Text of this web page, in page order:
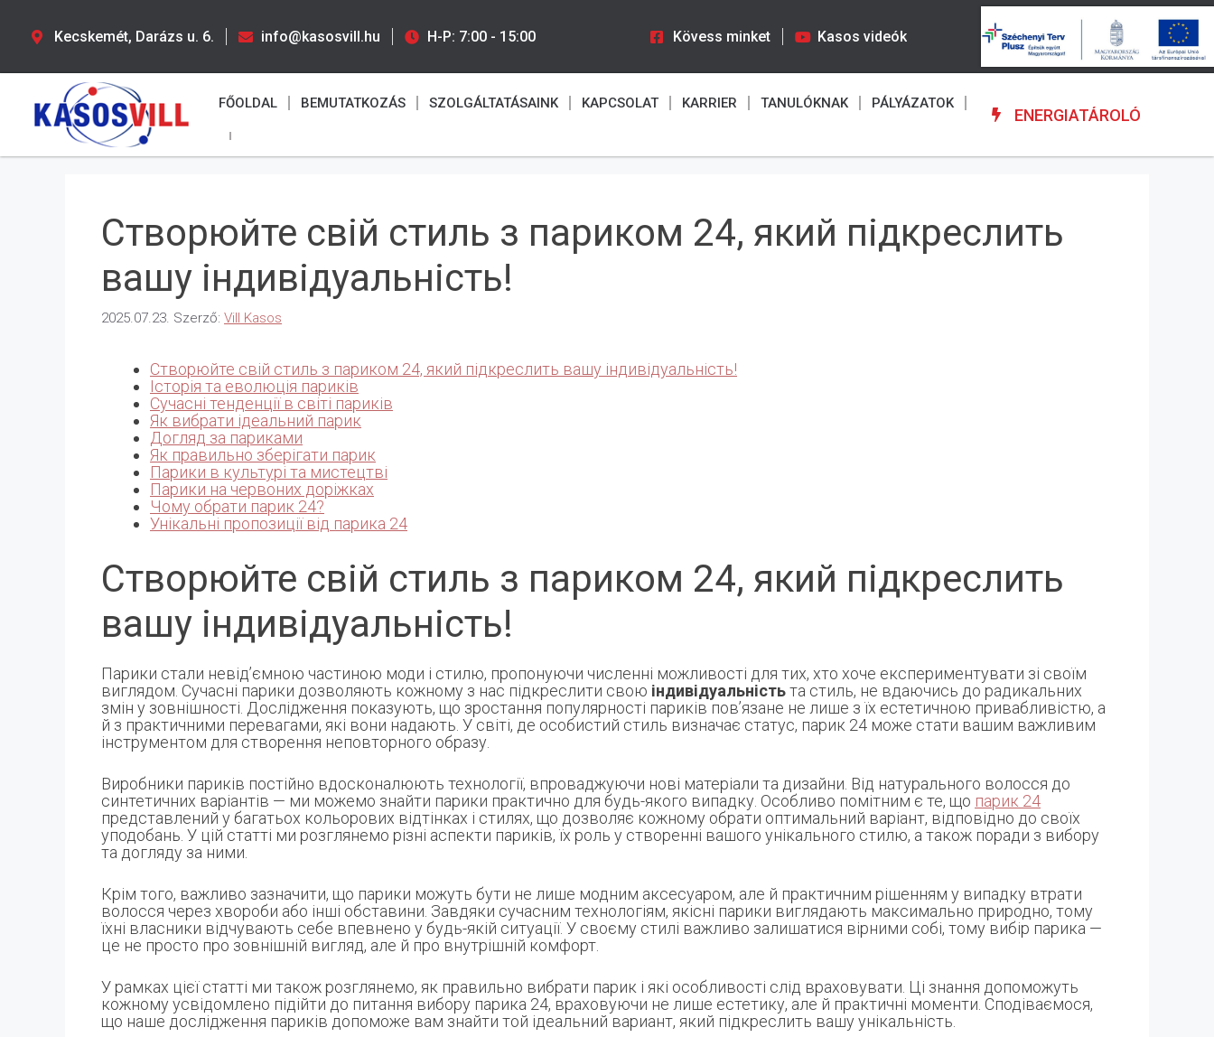
Kecskemét, Darázs u. 6. info@kasosvill.hu H-P: 7:00 - 15:00 Kövess minket Kasos videók
FŐOLDAL BEMUTATKOZÁS SZOLGÁLTATÁSAINK KAPCSOLAT KARRIER TANULÓKNAK PÁLYÁZATOK
ENERGIATÁROLÓ
Створюйте свій стиль з париком 24, який підкреслить
вашу індивідуальність!
2025.07.23. Szerző: Vill Kasos
Створюйте свій стиль з париком 24, який підкреслить вашу індивідуальність!
Історія та еволюція париків
Сучасні тенденції в світі париків
Як вибрати ідеальний парик
Догляд за париками
Як правильно зберігати парик
Парики в культурі та мистецтві
Парики на червоних доріжках
Чому обрати парик 24?
Унікальні пропозиції від парика 24
Створюйте свій стиль з париком 24, який підкреслить
вашу індивідуальність!
Парики стали невід’ємною частиною моди і стилю, пропонуючи численні можливості для тих, хто хоче експериментувати зі своїм
виглядом. Сучасні парики дозволяють кожному з нас підкреслити свою індивідуальністьта стиль, не вдаючись до радикальних
змін у зовнішності. Дослідження показують, що зростання популярності париків пов’язане не лише з їх естетичною привабливістю, а
й з практичними перевагами, які вони надають. У світі, де особистий стиль визначає статус, парик 24 може стати вашим важливим
інструментом для створення неповторного образу.
Виробники париків постійно вдосконалюють технології, впроваджуючи нові матеріали та дизайни. Від натурального волосся до
синтетичних варіантів — ми можемо знайти парики практично для будь-якого випадку. Особливо помітним є те, що парик 24
представлений у багатьох кольорових відтінках і стилях, що дозволяє кожному обрати оптимальний варіант, відповідно до своїх
уподобань. У цій статті ми розглянемо різні аспекти париків, їх роль у створенні вашого унікального стилю, а також поради з вибору
та догляду за ними.
Крім того, важливо зазначити, що парики можуть бути не лише модним аксесуаром, але й практичним рішенням у випадку втрати
волосся через хвороби або інші обставини. Завдяки сучасним технологіям, якісні парики виглядають максимально природно, тому
їхні власники відчувають себе впевнено у будь-якій ситуації. У своєму стилі важливо залишатися вірними собі, тому вибір парика —
це не просто про зовнішній вигляд, але й про внутрішній комфорт.
У рамках цієї статті ми також розглянемо, як правильно вибрати парик і які особливості слід враховувати. Ці знання допоможуть
кожному усвідомлено підійти до питання вибору парика 24, враховуючи не лише естетику, але й практичні моменти. Сподіваємося,
що наше дослідження париків допоможе вам знайти той ідеальний вариант, який підкреслить вашу унікальність.